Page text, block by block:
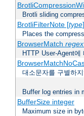
Brotli sliding
BrotliFilterNote [type]
Places the
BrowserMatch
HTTP User-Agent
대소문자를 구별하
Buffer log entries in
BufferSize integer
Maximum size in